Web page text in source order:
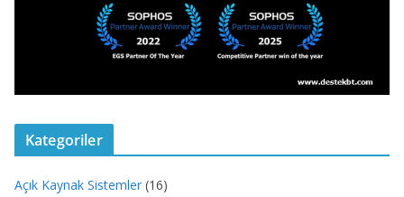
Kategoriler
Açık Kaynak Sistemler (16)